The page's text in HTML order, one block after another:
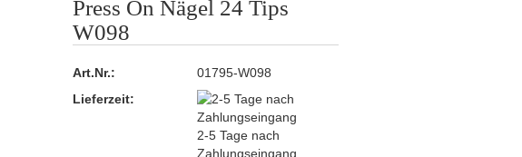
Press On Nägel 24 Tips
W098
Art.Nr.:
01795-W098
Lieferzeit:
2-5 Tage nach
Zahlungseingang